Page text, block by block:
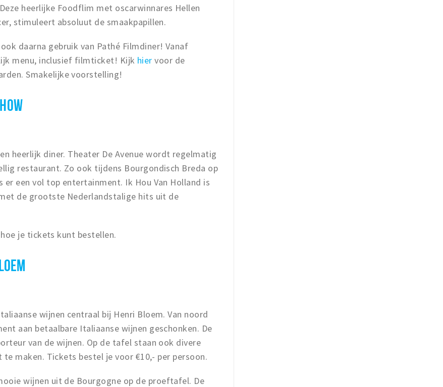
heerlijke Foodflim met oscarwinnares Hellen
stimuleert absoluut de smaakpapillen.
daarna gebruik van Pathé Filmdiner! Vanaf
menu, inclusief filmticket! Kijk hiervoor de
Smakelijke voorstelling!
heerlijk diner. Theater De Avenue wordt regelmatig
restaurant. Zo ook tijdens Bourgondisch Breda op
er een vol top entertainment. Ik Hou Van Holland is
de grootste Nederlandstalige hits uit de
hoe je tickets kunt bestellen.
wijnen centraal bij Henri Bloem. Van noord
aan betaalbare Italiaanse wijnen geschonken. De
van de wijnen. Op de tafel staan ook divere
maken. Tickets bestel je voor €10,- per persoon.
wijnen uit de Bourgogne op de proeftafel. De